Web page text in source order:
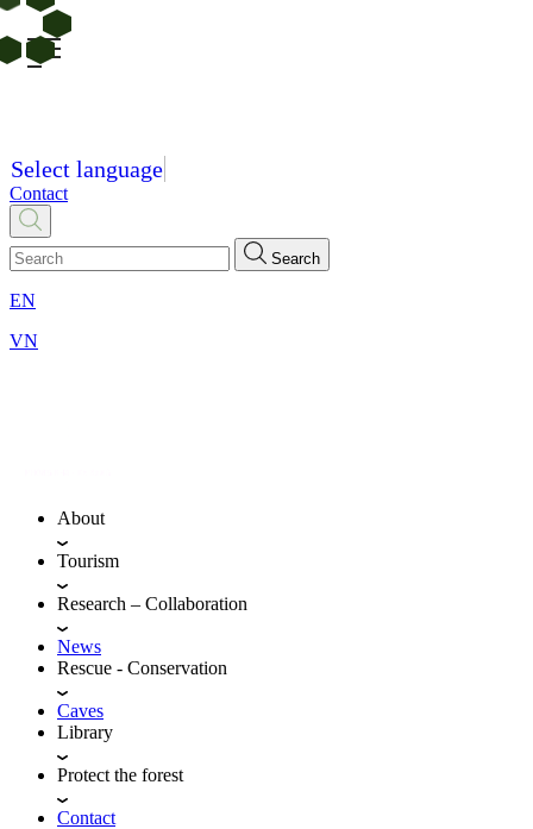
Select language
Contact
Search
EN
VN
About
Tourism
Research – Collaboration
News
Rescue - Conservation
Caves
Library
Protect the forest
Contact